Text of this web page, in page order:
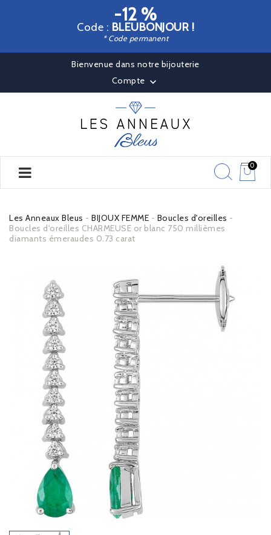
-12 %
Code : BLEUBONJOUR !
* Code permanent
Bienvenue dans notre bijouterie
Compte 
0
Les Anneaux Bleus BIJOUX FEMME
Boucles d'oreilles
Boucles d'oreilles CHARMEUSE or blanc 750 millièmes
diamants émeraudes 0.73 carat